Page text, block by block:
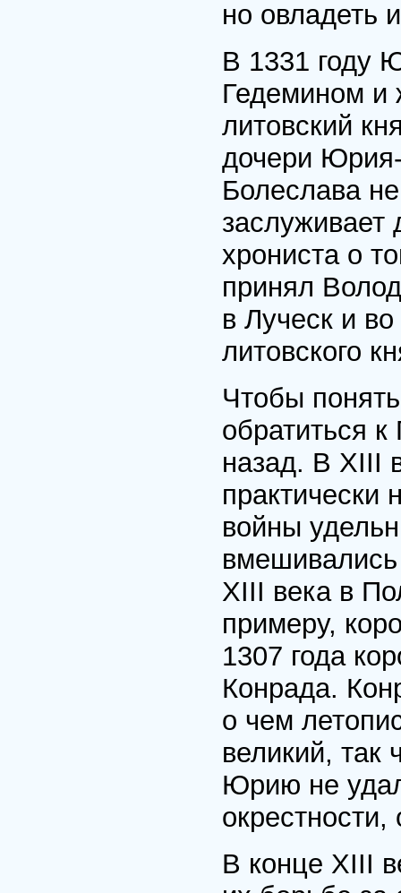
но овладеть
В 1331 году
Гедемином и
литовский
дочери
Болеслава
заслуживает
хрониста о
принял
в Луческ и
литовского
Чтобы
обратиться
назад. В XIII
войны
вмешивались
XIII века в
примеру,
1307 года
Конрада.
о чем
великий,
Юрию не
В конце XIII